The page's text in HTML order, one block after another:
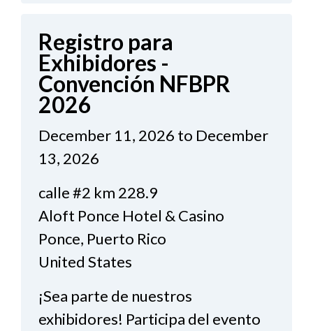
Registro para
Exhibidores -
Convención NFBPR
2026
December 11, 2026 to December
13, 2026
calle #2 km 228.9
Aloft Ponce Hotel & Casino
Ponce, Puerto Rico
United States
¡Sea parte de nuestros
exhibidores! Participa del evento